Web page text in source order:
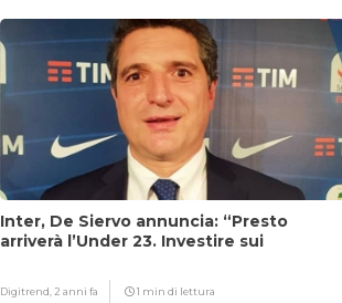
Inter, De Siervo annuncia: “Presto
arriverà l’Under 23. Investire sui
Digitrend,2 anni fa 1 min di lettura